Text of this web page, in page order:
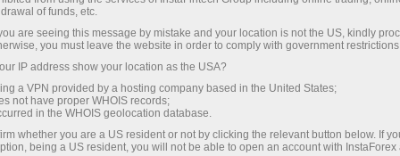
Швидкий та
стабільний торговий
сервер
VPS - інструмент для правильної організації
вашої торгівлі на валютному ринку. Сервер
of funds, etc.
are seeing this message by mistake and your location is not the US, kindly
you must leave the website in order to comply with government
IP address show your location as the USA?
a VPN provided by a hosting company based in the United States;
not have proper WHOIS records;
in the WHOIS geolocation database.
whether you are a US resident or not by clicking the relevant button below. If
being a US resident, you will not be able to open an account with InstaForex